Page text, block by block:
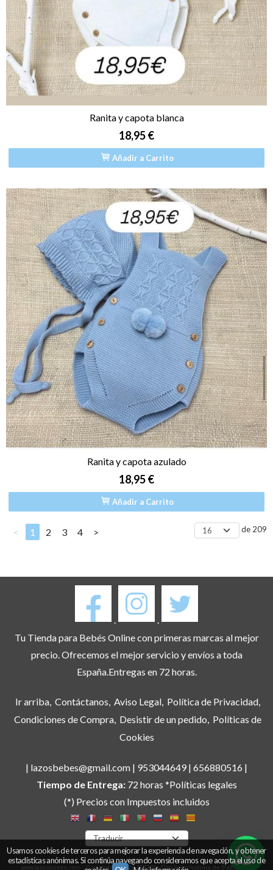
Ranita y capota blanca
18,95 €
Añadir a Carrito
Ranita y capota azulado
18,95 €
Añadir a Carrito
< 1 2 3 4 > de 209
.
.
Tu Tienda para Bebés Online con primeras marcas al mejor
precio. Ofrecemos el mejor servicio y envíos a toda
España.Entregas en 72 horas.
Ir arriba Contáctanos Aviso Legal Política de Privacidad
Condiciones de Compra Desistir de un pedido Políticas de
Cookies
| lazosbebes@gmail.com | 953044649 | 656880516 |
Tiempo de Entrega: 72 horas *Políticas legales
(*) Precios con Impuestos incluidos
www.lazosbebes.com - Copyright © 2026 [2530] - Con la tecnología de Palbin.com
Usamos cookies de terceros para mejorar la experiencia de navegación, y obtener
estadísticas anónimas. Si continúa navegando consideramos que acepta el uso de